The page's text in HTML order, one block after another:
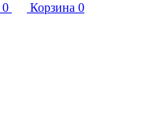
0 Корзина 0